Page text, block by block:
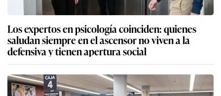
Los expertos en psicología coinciden: quienes
saludan siempre en el ascensor no viven a la
defensiva y tienen apertura social